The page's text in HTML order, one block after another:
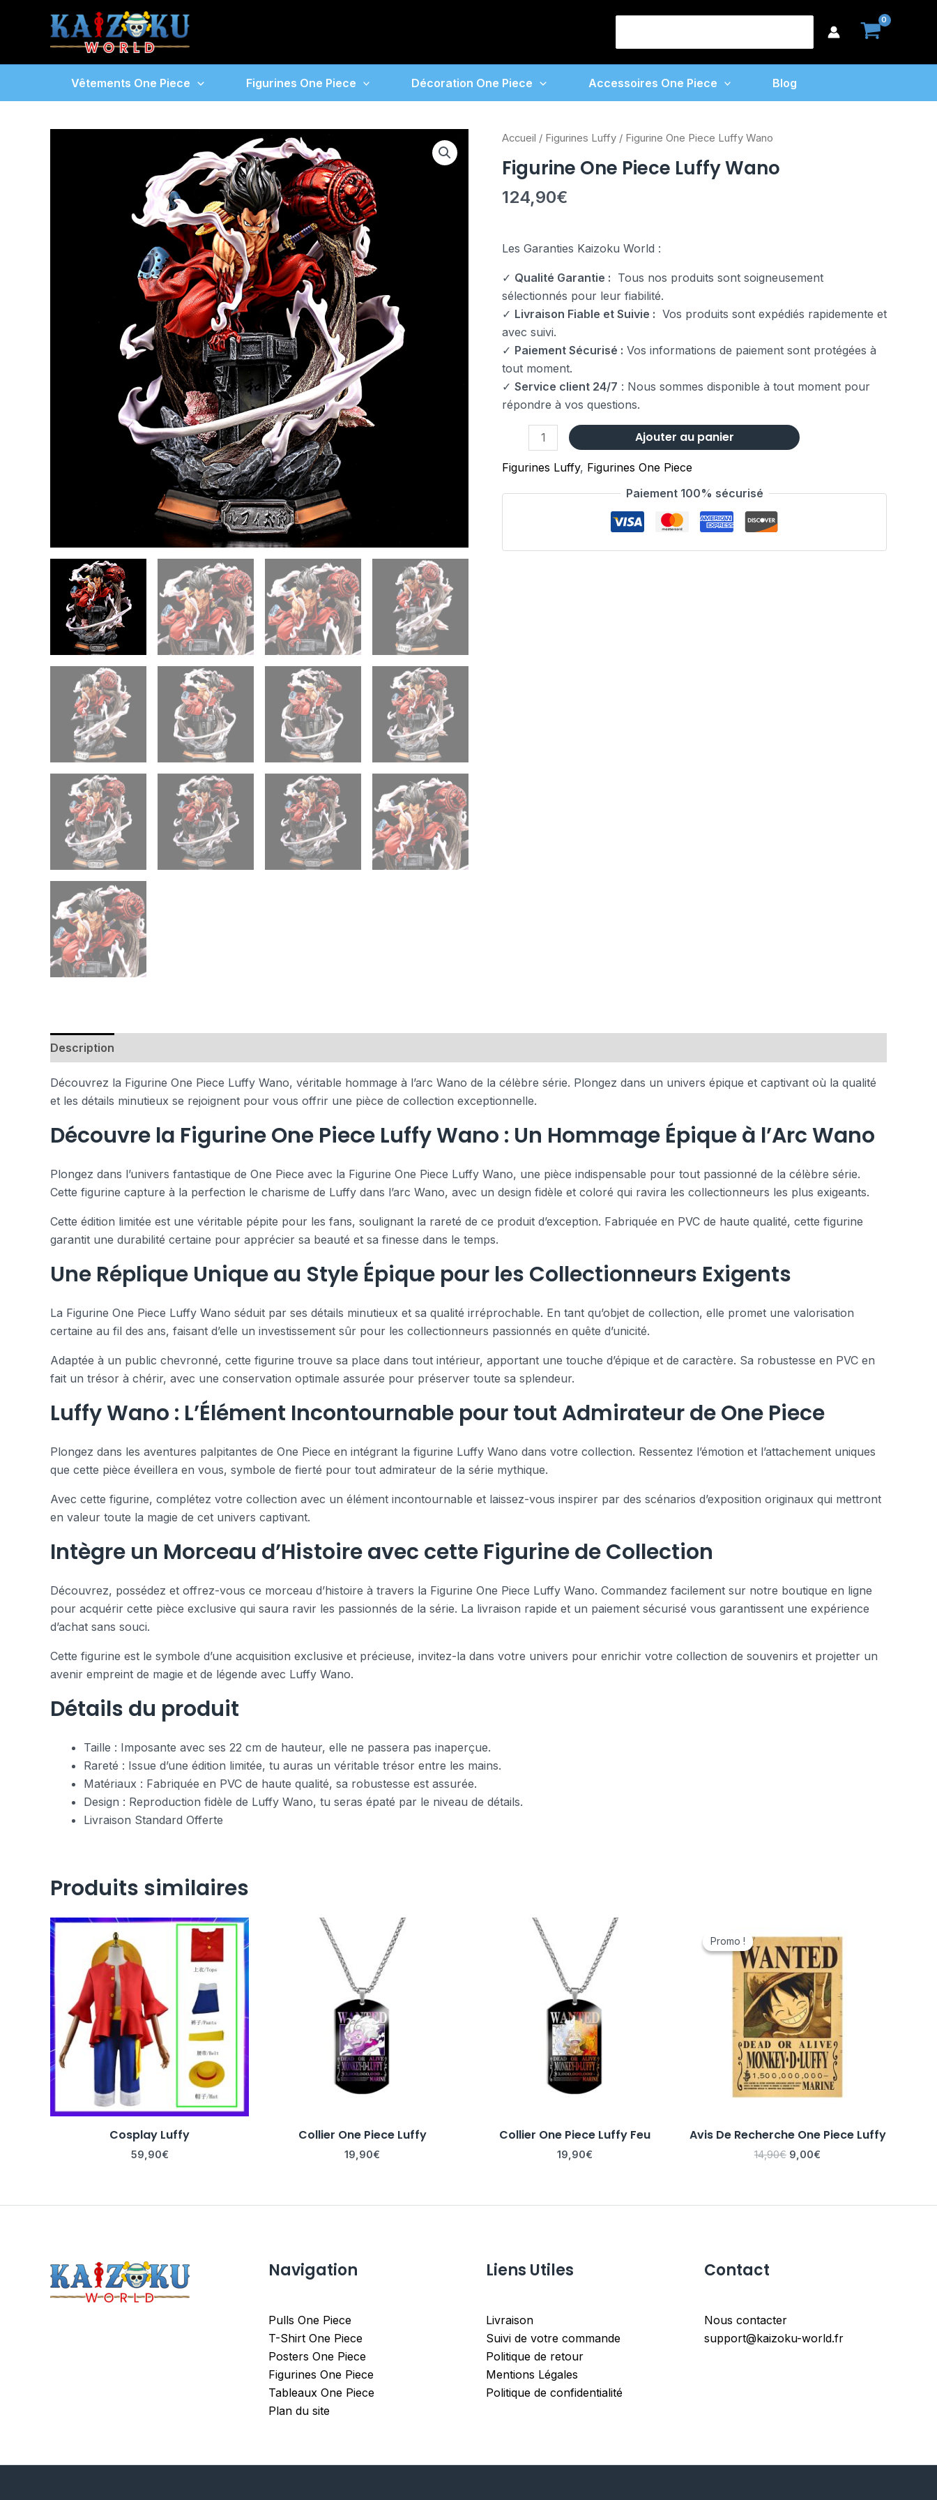
Vêtements One Piece Figurines One Piece Décoration One Piece Accessoires One Piece Blog
Accueil / Figurines Luffy / Figurine One Piece Luffy Wano
Figurine One Piece Luffy Wano
124,90€
Les Garanties Kaizoku World :
✓ Qualité Garantie : Tous nos produits sont soigneusement
sélectionnés pour leur fiabilité.
✓ Livraison Fiable et Suivie : Vos produits sont expédiés rapidemente et
avec suivi.
✓ Paiement Sécurisé : Vos informations de paiement sont protégées à
tout moment.
✓ Service client 24/7 : Nous sommes disponible à tout moment pour
répondre à vos questions.
quantité
Figurine
One
Wano
Ajouter au panier
Figurines Luffy, Figurines One Piece
Paiement 100% sécurisé
Description
Découvrez la Figurine One Piece Luffy Wano, véritable hommage à l’arc Wano de la célèbre série. Plongez dans un univers épique et captivant où la qualité
et les détails minutieux se rejoignent pour vous offrir une pièce de collection exceptionnelle.
Découvre la Figurine One Piece Luffy Wano : Un Hommage Épique à l’Arc Wano
Plongez dans l’univers fantastique de One Piece avec la Figurine One Piece Luffy Wano, une pièce indispensable pour tout passionné de la célèbre série.
Cette figurine capture à la perfection le charisme de Luffy dans l’arc Wano, avec un design fidèle et coloré qui ravira les collectionneurs les plus exigeants.
Cette édition limitée est une véritable pépite pour les fans, soulignant la rareté de ce produit d’exception. Fabriquée en PVC de haute qualité, cette figurine
garantit une durabilité certaine pour apprécier sa beauté et sa finesse dans le temps.
Une Réplique Unique au Style Épique pour les Collectionneurs Exigents
La Figurine One Piece Luffy Wano séduit par ses détails minutieux et sa qualité irréprochable. En tant qu’objet de collection, elle promet une valorisation
certaine au fil des ans, faisant d’elle un investissement sûr pour les collectionneurs passionnés en quête d’unicité.
Adaptée à un public chevronné, cette figurine trouve sa place dans tout intérieur, apportant une touche d’épique et de caractère. Sa robustesse en PVC en
fait un trésor à chérir, avec une conservation optimale assurée pour préserver toute sa splendeur.
Luffy Wano : L’Élément Incontournable pour tout Admirateur de One Piece
Plongez dans les aventures palpitantes de One Piece en intégrant la figurine Luffy Wano dans votre collection. Ressentez l’émotion et l’attachement uniques
que cette pièce éveillera en vous, symbole de fierté pour tout admirateur de la série mythique.
Avec cette figurine, complétez votre collection avec un élément incontournable et laissez-vous inspirer par des scénarios d’exposition originaux qui mettront
en valeur toute la magie de cet univers captivant.
Intègre un Morceau d’Histoire avec cette Figurine de Collection
Découvrez, possédez et offrez-vous ce morceau d’histoire à travers la Figurine One Piece Luffy Wano. Commandez facilement sur notre boutique en ligne
pour acquérir cette pièce exclusive qui saura ravir les passionnés de la série. La livraison rapide et un paiement sécurisé vous garantissent une expérience
d’achat sans souci.
Cette figurine est le symbole d’une acquisition exclusive et précieuse, invitez-la dans votre univers pour enrichir votre collection de souvenirs et projetter un
avenir empreint de magie et de légende avec Luffy Wano.
Détails du produit
Taille : Imposante avec ses 22 cm de hauteur, elle ne passera pas inaperçue.
Rareté : Issue d’une édition limitée, tu auras un véritable trésor entre les mains.
Matériaux : Fabriquée en PVC de haute qualité, sa robustesse est assurée.
Design : Reproduction fidèle de Luffy Wano, tu seras épaté par le niveau de détails.
Livraison Standard Offerte
Produits similaires
Cosplay Luffy
59,90€
Collier One Piece Luffy
19,90€
Collier One Piece Luffy Feu
19,90€
Promo !
Promo !
Avis De Recherche One Piece Luffy
14,90€
prix
initial
était :
14,90€.
9,00€
prix
actuel
est :
9,00€.
Navigation
Pulls One Piece
T-Shirt One Piece
Posters One Piece
Figurines One Piece
Tableaux One Piece
Plan du site
Liens Utiles
Livraison
Suivi de votre commande
Politique de retour
Mentions Légales
Politique de confidentialité
Contact
Nous contacter
support@kaizoku-world.fr
One
Luffy
Wano